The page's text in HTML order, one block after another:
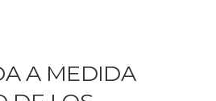
A MEDIDA